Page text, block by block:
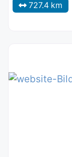
727.4 km